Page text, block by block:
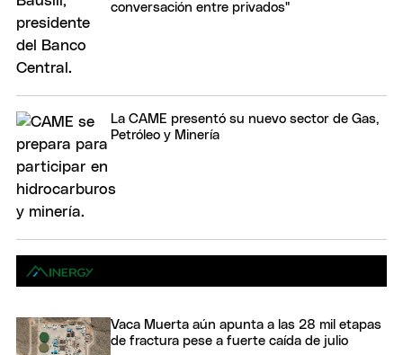
conversación entre privados"
La CAME presentó su nuevo sector de Gas,
Petróleo y Minería
Vaca Muerta aún apunta a las 28 mil etapas
de fractura pese a fuerte caída de julio